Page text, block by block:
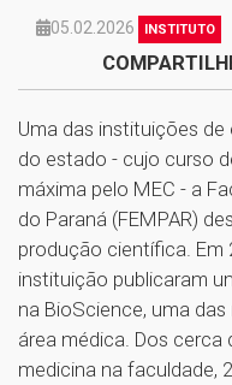
05.02.2026 INSTITUTO
Uma das instituições
do estado - cujo curso
máxima pelo MEC - a
do Paraná (FEMPAR)
produção científica. Em
instituição publicaram
na BioScience, uma
área médica. Dos cerca
medicina na faculdade,